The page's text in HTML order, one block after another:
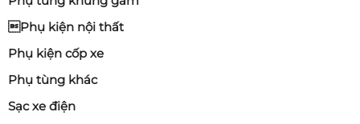
Phụ kiện nội thất
Phụ kiện cốp xe
Phụ tùng khác
Sạc xe điện